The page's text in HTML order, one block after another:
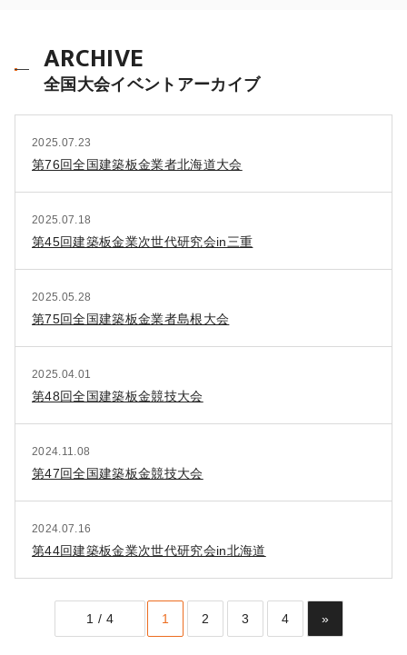
ARCHIVE
全国大会イベントアーカイブ
2025.07.23
第76回全国建築板金業者北海道大会
2025.07.18
第45回建築板金業次世代研究会in三重
2025.05.28
第75回全国建築板金業者島根大会
2025.04.01
第48回全国建築板金競技大会
2024.11.08
第47回全国建築板金競技大会
2024.07.16
第44回建築板金業次世代研究会in北海道
1 / 4 1 2 3 4 »